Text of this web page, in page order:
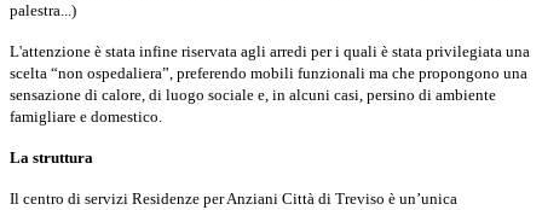
palestra...)
L'attenzione è stata infine riservata agli arredi per i quali è stata privilegiata una
scelta “non ospedaliera”, preferendo mobili funzionali ma che propongono una
sensazione di calore, di luogo sociale e, in alcuni casi, persino di ambiente
famigliare e domestico.
La struttura
Il centro di servizi Residenze per Anziani Città di Treviso è un’unica